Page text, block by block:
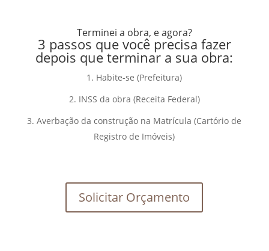
Terminei a obra, e agora?
3 passos que você precisa fazer
depois que terminar a sua obra:
Habite-se (Prefeitura)
INSS da obra (Receita Federal)
Averbação da construção na Matrícula (Cartório de
Registro de Imóveis)
Solicitar Orçamento